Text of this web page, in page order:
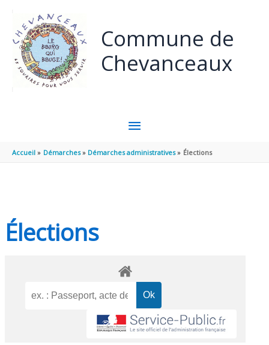
Commune de
Chevanceaux
MENU
PRINCIPAL
Accueil Démarches Démarches administratives Élections
Élections